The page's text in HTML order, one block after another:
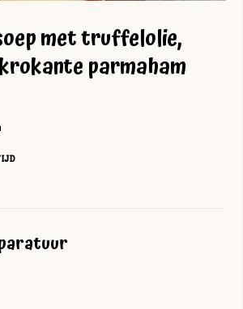
met truffelolie,
parmaham